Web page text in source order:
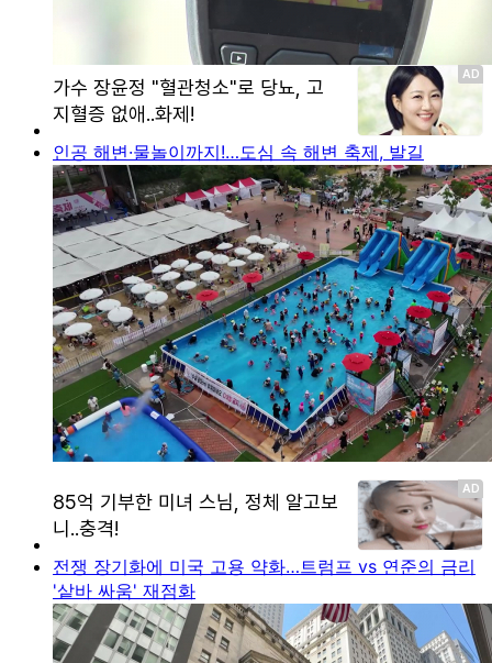
인공 해변·물놀이까지!…도심 속 해변 축제, 발길
전쟁 장기화에 미국 고용 약화…트럼프 vs 연준의 금리
'샅바 싸움' 재점화